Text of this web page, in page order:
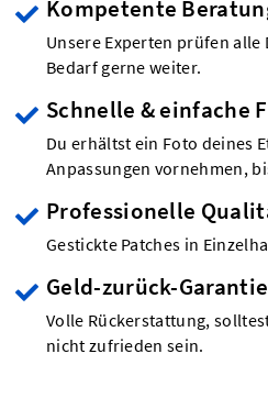
Kompetente
Unsere Experten prüfen
Bedarf gerne weiter.
Schnelle & einfache
Du erhältst ein Foto deines
Anpassungen vornehmen,
Professionelle
Gestickte Patches in
Geld-zurück-Garantie
Volle Rückerstattung,
nicht zufrieden sein.